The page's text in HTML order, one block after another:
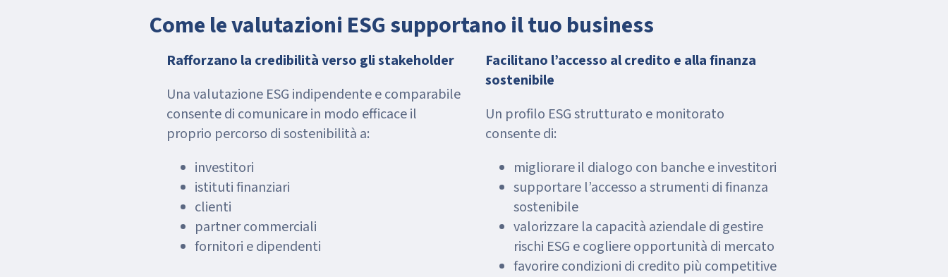
Come le valutazioni ESG supportano il tuo business
Rafforzano la credibilità verso gli stakeholder
Una valutazione ESG indipendente e comparabile
consente di comunicare in modo efficace il
proprio percorso di sostenibilità a:
investitori
istituti finanziari
clienti
partner commerciali
fornitori e dipendenti
Facilitano l’accesso al credito e alla finanza
sostenibile
Un profilo ESG strutturato e monitorato
consente di:
migliorare il dialogo con banche e investitori
supportare l’accesso a strumenti di finanza
sostenibile
valorizzare la capacità aziendale di gestire
rischi ESG e cogliere opportunità di mercato
favorire condizioni di credito più competitive